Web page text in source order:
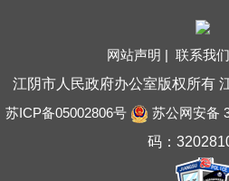
网站声明 | 联系我
江阴市人民政府办公室版权所有
苏ICP备05002806号
苏公网安备
码：